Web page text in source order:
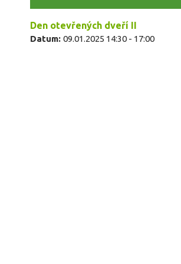
Den otevřených dveří II
Datum: 09.01.2025 14:30 - 17:00